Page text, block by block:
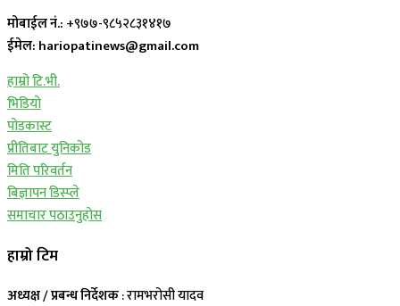
मोबाईल नं.: +९७७-९८५२८३१४१७
ईमेल: hariopatinews@gmail.com
हाम्रो टि.भी.
भिडियो
पोडकास्ट
प्रीतिबाट युनिकोड
मिति परिवर्तन
बिज्ञापन डिस्प्ले
समाचार पठाउनुहोस
हाम्रो टिम
अध्यक्ष / प्रबन्ध निर्देशक: रामभरोसी यादव